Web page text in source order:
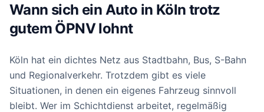
Wann sich ein Auto in Köln trotz
gutem ÖPNV lohnt
Köln hat ein dichtes Netz aus Stadtbahn, Bus, S-Bahn
und Regionalverkehr. Trotzdem gibt es viele
Situationen, in denen ein eigenes Fahrzeug sinnvoll
bleibt. Wer im Schichtdienst arbeitet, regelmäßig